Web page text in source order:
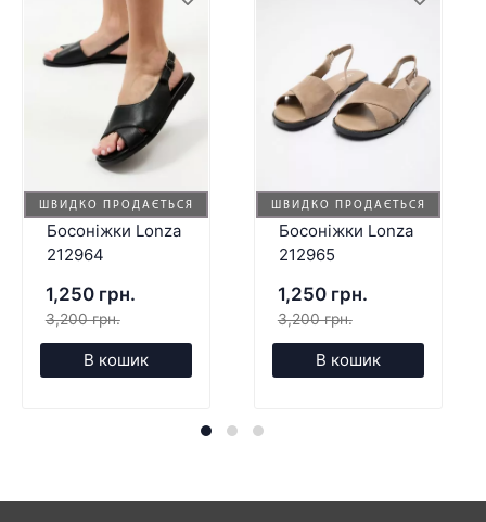
ШВИДКО ПРОДАЄТЬСЯ
Босоніжки Lonza
212964
1,250 грн.
3,200 грн.
В кошик
ШВИДКО ПРОДАЄТЬСЯ
Босоніжки Lonza
212965
1,250 грн.
3,200 грн.
В кошик